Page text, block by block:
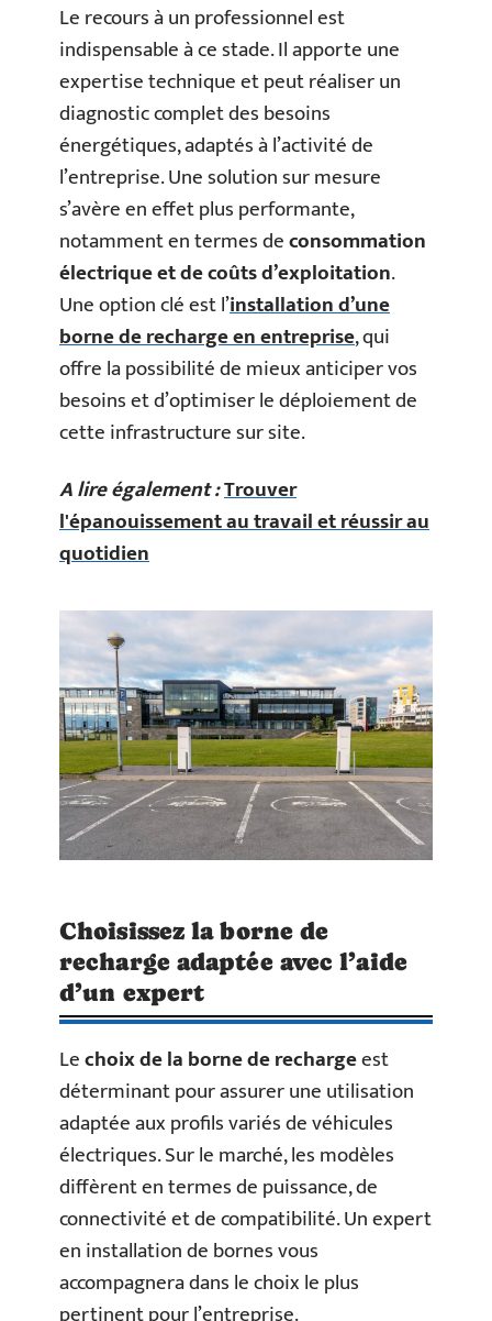
Le recours à un professionnel est
indispensable à ce stade. Il apporte une
expertise technique et peut réaliser un
diagnostic complet des besoins
énergétiques, adaptés à l’activité de
l’entreprise. Une solution sur mesure
s’avère en effet plus performante,
notamment en termes deconsommation
électrique et de coûts d’exploitation.
Une option clé est l’installation d’une
borne de recharge en entreprise, qui
offre la possibilité de mieux anticiper vos
besoins et d’optimiser le déploiement de
cette infrastructure sur site.
A lire également :Trouver
l'épanouissement au travail et réussir au
quotidien
Choisissez la borne de
recharge adaptée avec l’aide
d’un expert
Lechoix de la borne de rechargeest
déterminant pour assurer une utilisation
adaptée aux profils variés de véhicules
électriques. Sur le marché, les modèles
diffèrent en termes de puissance, de
connectivité et de compatibilité. Un expert
en installation de bornes vous
accompagnera dans le choix le plus